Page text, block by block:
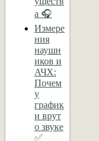
а 🎧
Измере
ния
наушн
иков и
АЧХ:
Почем
у
график
и врут
о звуке
✅